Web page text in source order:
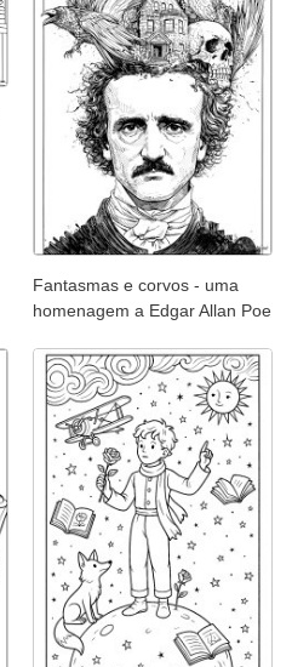
Fantasmas e corvos - uma
homenagem a Edgar Allan Poe